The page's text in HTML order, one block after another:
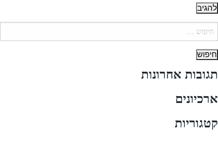
תגובות אחרונות
ארכיונים
קטגוריות